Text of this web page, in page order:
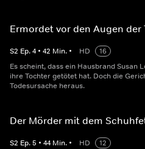
Ermordet vor den Augen der
S2 Ep.4 • 42 Min. • HD
16
Es scheint, dass ein Hausbrand Susan
ihre Tochter getötet hat. Doch die
Todesursache heraus.
Der Mörder mit dem
S2 Ep.5 • 44 Min. • HD
12